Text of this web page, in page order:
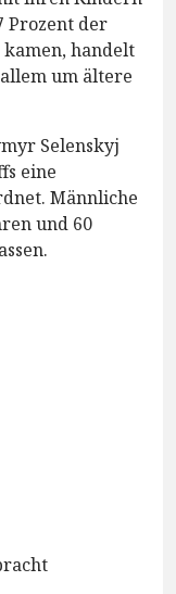
Prozent der
handelt
um ältere
Selenskyj
eine
Männliche
und 60